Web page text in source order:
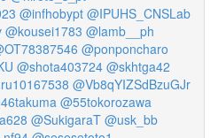
@infhobypt @IPUHS_CNSLab
@kousei1783 @lamb__ph
@ponponcharo
@shota403724 @skhtga42
@Vb8qYIZSdBzuGJr
@55tokorozawa
@SukigaraT @usk_bb